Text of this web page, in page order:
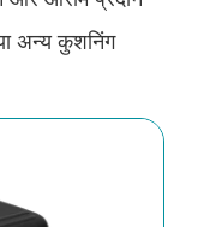
अन्य कुशनिंग